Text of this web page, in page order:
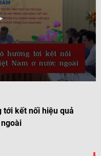
tới kết nối hiệu quả